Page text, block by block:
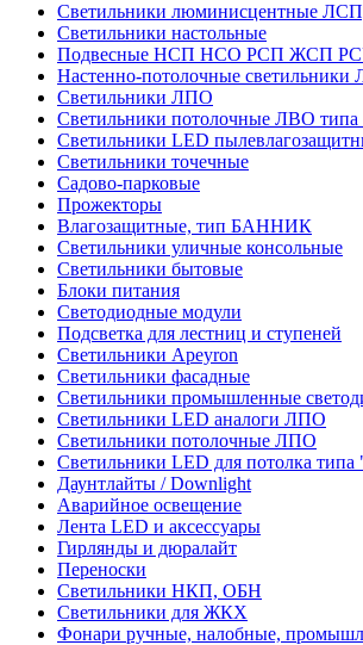
Светильники люминисцентные
Светильники настольные
Подвесные НСП НСО РСП ЖСП
Настенно-потолочные
Светильники ЛПО
Светильники потолочные ЛВО типа
Светильники LED
Светильники точечные
Садово-парковые
Прожекторы
Влагозащитные, тип БАННИК
Светильники уличные консольные
Светильники бытовые
Блоки питания
Светодиодные модули
Подсветка для лестниц и ступеней
Светильники Apeyron
Светильники фасадные
Светильники промышленные
Светильники LED аналоги ЛПО
Светильники потолочные ЛПО
Светильники LED для потолка типа
Даунтлайты / Downlight
Аварийное освещение
Лента LED и аксессуары
Гирлянды и дюралайт
Переноски
Светильники НКП, ОБН
Светильники для ЖКХ
Фонари ручные, налобные,